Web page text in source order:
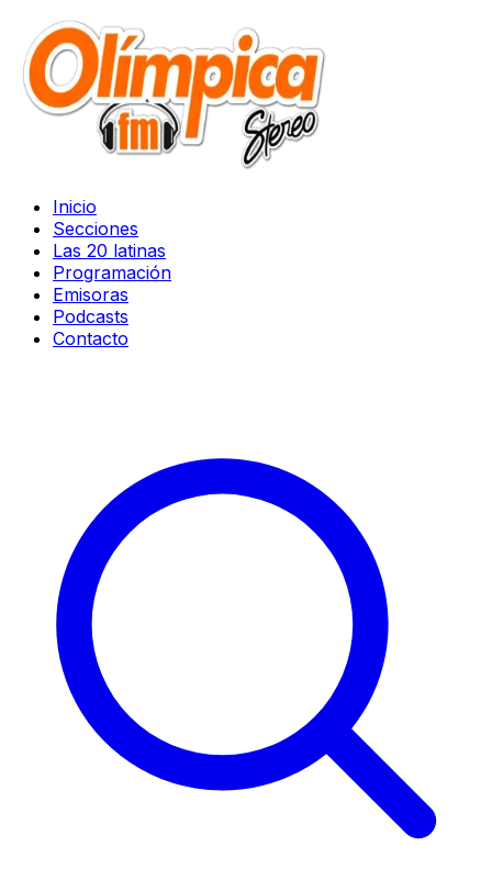
Inicio
Secciones
Las 20 latinas
Programación
Emisoras
Podcasts
Contacto